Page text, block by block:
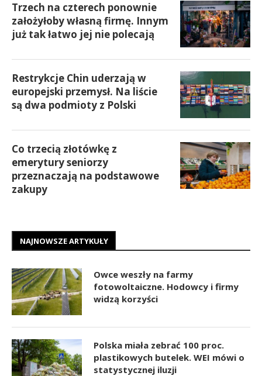
Trzech na czterech ponownie
założyłoby własną firmę. Innym
już tak łatwo jej nie polecają
Restrykcje Chin uderzają w
europejski przemysł. Na liście
są dwa podmioty z Polski
Co trzecią złotówkę z
emerytury seniorzy
przeznaczają na podstawowe
zakupy
NAJNOWSZE ARTYKUŁY
Owce weszły na farmy
fotowoltaiczne. Hodowcy i firmy
widzą korzyści
Polska miała zebrać 100 proc.
plastikowych butelek. WEI mówi o
statystycznej iluzji